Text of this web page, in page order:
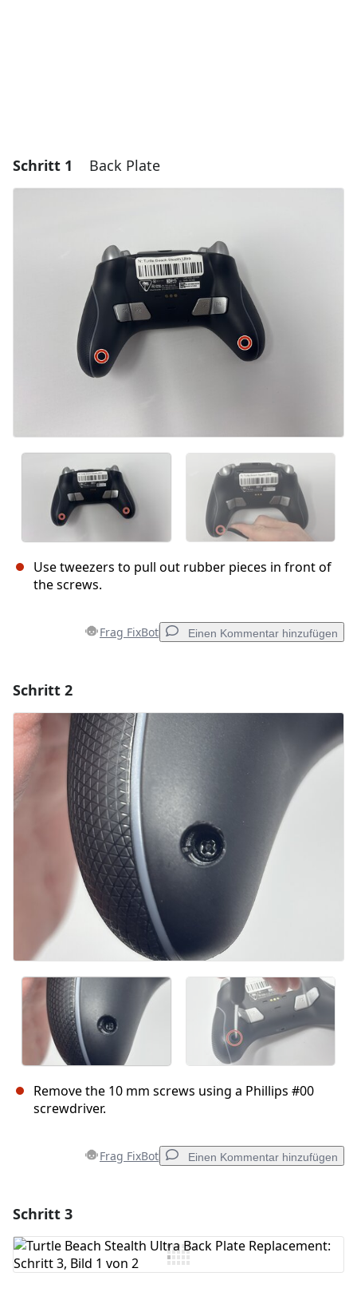
Schritt 1 Back Plate
Use tweezers to pull out rubber pieces in front of
the screws.
Frag FixBot Einen Kommentar hinzufügen
Kommentar hinzufügen
Abbrechen Kommentieren
Schritt 2
Remove the 10 mm screws using a Phillips #00
screwdriver.
Frag FixBot Einen Kommentar hinzufügen
Kommentar hinzufügen
Schritt 3